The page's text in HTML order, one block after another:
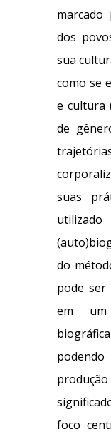
marcado
dos
sua
como se
e cultura
de
suas
do
pode ser
em um
foco